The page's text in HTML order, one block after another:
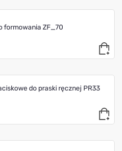
formowania ZF_70
do praski ręcznej PR33